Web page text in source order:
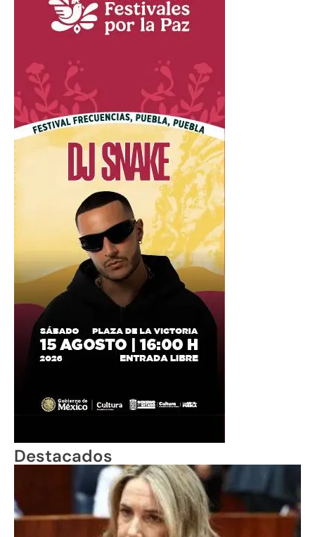
Destacados